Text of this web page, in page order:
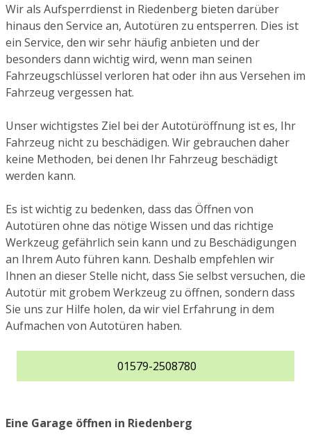
Wir als Aufsperrdienst in Riedenberg bieten darüber
hinaus den Service an, Autotüren zu entsperren. Dies ist
ein Service, den wir sehr häufig anbieten und der
besonders dann wichtig wird, wenn man seinen
Fahrzeugschlüssel verloren hat oder ihn aus Versehen im
Fahrzeug vergessen hat.
Unser wichtigstes Ziel bei der Autotüröffnung ist es, Ihr
Fahrzeug nicht zu beschädigen. Wir gebrauchen daher
keine Methoden, bei denen Ihr Fahrzeug beschädigt
werden kann.
Es ist wichtig zu bedenken, dass das Öffnen von
Autotüren ohne das nötige Wissen und das richtige
Werkzeug gefährlich sein kann und zu Beschädigungen
an Ihrem Auto führen kann. Deshalb empfehlen wir
Ihnen an dieser Stelle nicht, dass Sie selbst versuchen, die
Autotür mit grobem Werkzeug zu öffnen, sondern dass
Sie uns zur Hilfe holen, da wir viel Erfahrung in dem
Aufmachen von Autotüren haben.
01579-2508780
Eine Garage öffnen in Riedenberg